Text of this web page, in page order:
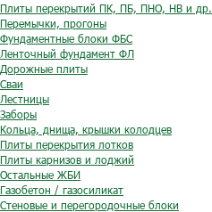
Плиты перекрытий ПК, ПБ, ПНО, НВ и др.
Перемычки, прогоны
Фундаментные блоки ФБС
Ленточный фундамент ФЛ
Дорожные плиты
Сваи
Лестницы
Заборы
Кольца, днища, крышки колодцев
Плиты перекрытия лотков
Плиты карнизов и лоджий
Остальные ЖБИ
Газобетон / газосиликат
Стеновые и перегородочные блоки